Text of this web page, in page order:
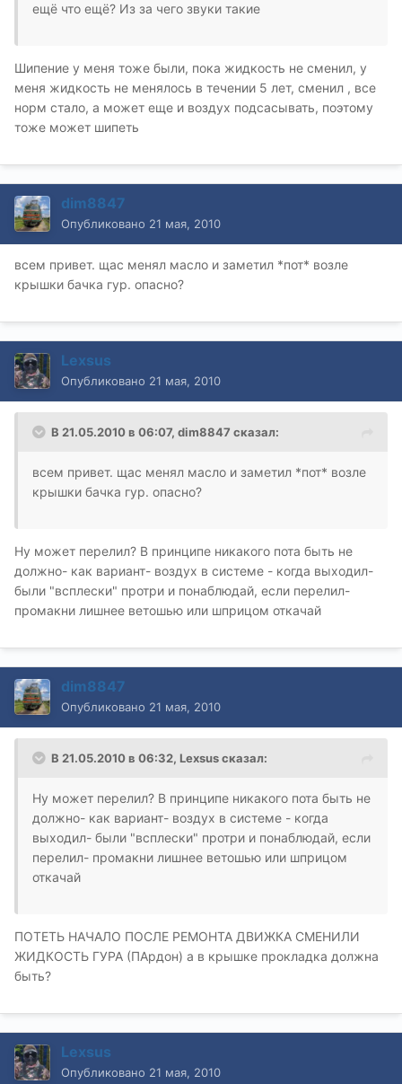
ещё что ещё? Из за чего звуки такие
Шипение у меня тоже были, пока жидкость не сменил, у
меня жидкость не менялось в течении 5 лет, сменил , все
норм стало, а может еще и воздух подсасывать, поэтому
тоже может шипеть
dim8847
Опубликовано 21 мая, 2010
всем привет. щас менял масло и заметил *пот* возле
крышки бачка гур. опасно?
Lexsus
Опубликовано 21 мая, 2010
В 21.05.2010 в 06:07, dim8847 сказал:
всем привет. щас менял масло и заметил *пот* возле
крышки бачка гур. опасно?
Ну может перелил? В принципе никакого пота быть не
должно- как вариант- воздух в системе - когда выходил-
были "всплески" протри и понаблюдай, если перелил-
промакни лишнее ветошью или шприцом откачай
dim8847
Опубликовано 21 мая, 2010
В 21.05.2010 в 06:32, Lexsus сказал:
Ну может перелил? В принципе никакого пота быть не
должно- как вариант- воздух в системе - когда
выходил- были "всплески" протри и понаблюдай, если
перелил- промакни лишнее ветошью или шприцом
откачай
ПОТЕТЬ НАЧАЛО ПОСЛЕ РЕМОНТА ДВИЖКА СМЕНИЛИ
ЖИДКОСТЬ ГУРА (ПАрдон) а в крышке прокладка должна
быть?
Lexsus
Опубликовано 21 мая, 2010